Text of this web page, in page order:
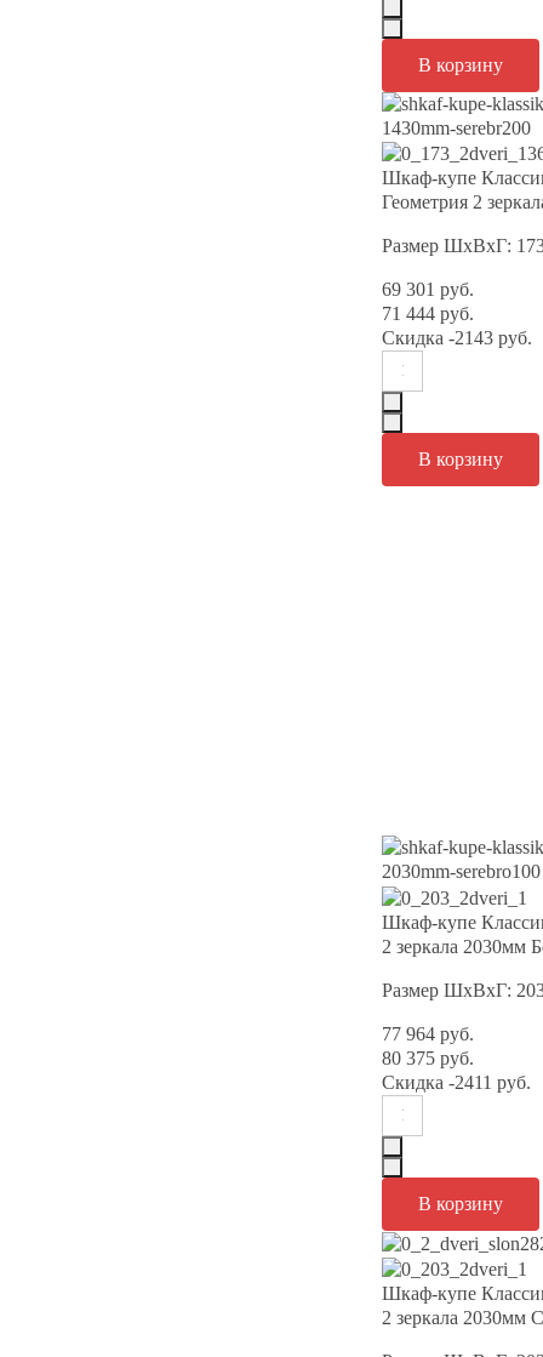
Шкаф-купе
Геометрия 2
Размер ШхВхГ:
69 301 руб.
71 444 руб.
Скидка -2143 руб.
Шкаф-купе
2 зеркала 2030мм
Размер ШхВхГ:
77 964 руб.
80 375 руб.
Скидка -2411 руб.
Шкаф-купе
2 зеркала 2030мм